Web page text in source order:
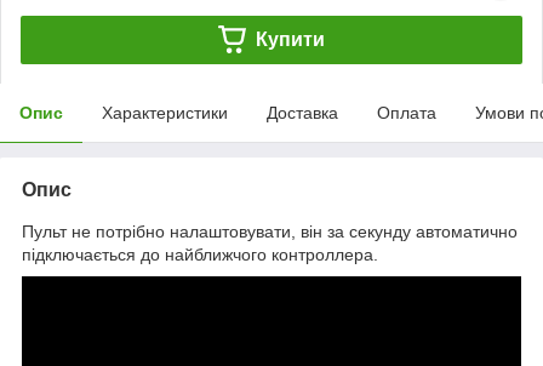
Купити
Опис Характеристики Доставка Оплата Умови
Опис
Пульт не потрібно налаштовувати, він за секунду автоматично
підключається до найближчого контроллера.